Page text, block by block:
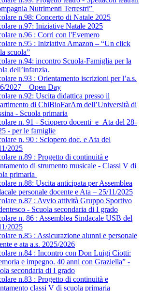
Nutrimenti Terrestri”
n.98: Concerto di Natale 2025
n.97: Iniziative Natale 2025
n.96 : Corri con l'Evemero
n.95 : Iniziativa Amazon – “Un click
scuola”
n.94: incontro Scuola-Famiglia per la
dell’infanzia.
n.93 : Orientamento iscrizioni per l’a.s.
2027 – Open Day
n.92: Uscita didattica presso il
di ChiBioFarAm dell’Università di
- Scuola primaria
n. 91 - Sciopero docenti_e_Ata del 28-
- per le famiglie
n. 90 : Sciopero doc. e Ata del
2025
n.89 : Progetto di continuità e
di strumento musicale - Classi V di
primaria
n.88: Uscita anticipata per Assemblea
personale docente e Ata – 25/11/2025
n.87 : Avvio attività Gruppo Sportivo
- Scuola secondaria di I grado
n. 86 : Assemblea Sindacale USB del
2025
n.85 : Assicurazione alunni e personale
e ata a.s. 2025/2026
n.84 : Incontro con Don Luigi Ciotti:
e impegno. 40 anni con Graziella” -
secondaria di I grado
n.83 : Progetto di continuità e
classi V di scuola primaria